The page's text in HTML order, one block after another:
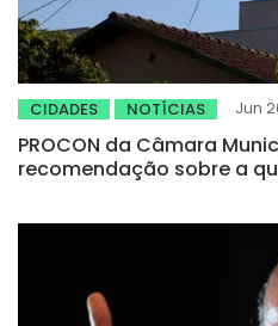
CIDADES NOTÍCIAS Jun
PROCON da Câmara
recomendação sobre a